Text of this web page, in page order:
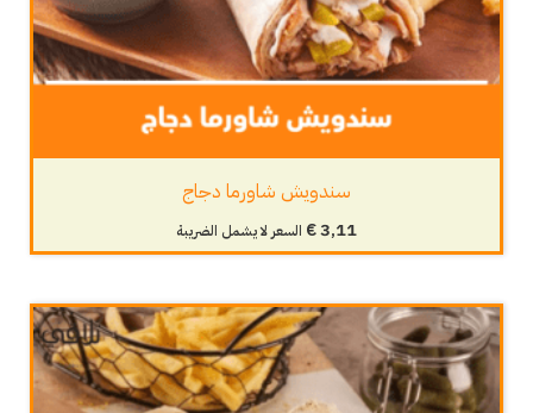
سندويش شاورما دجاج
€3,11 السعر لا يشمل الضريبة